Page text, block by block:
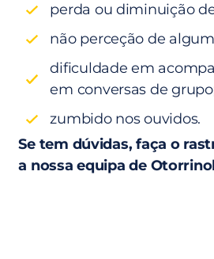
perda ou diminuição
não perceção de
dificuldade em
em conversas de
zumbido nos ouvidos.
Se tem dúvidas, faça o
a nossa equipa de